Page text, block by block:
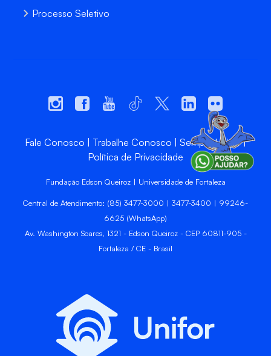
Processo Seletivo
Fale Conosco Trabalhe Conosco
Sempre Unifor
Política de Privacidade
Fundação Edson Queiroz | Universidade de Fortaleza
Central de Atendimento: (85) 3477-3000 | 3477-3400 | 99246-
6625 (WhatsApp)
Av. Washington Soares, 1321 - Edson Queiroz - CEP 60811-905 -
Fortaleza / CE - Brasil